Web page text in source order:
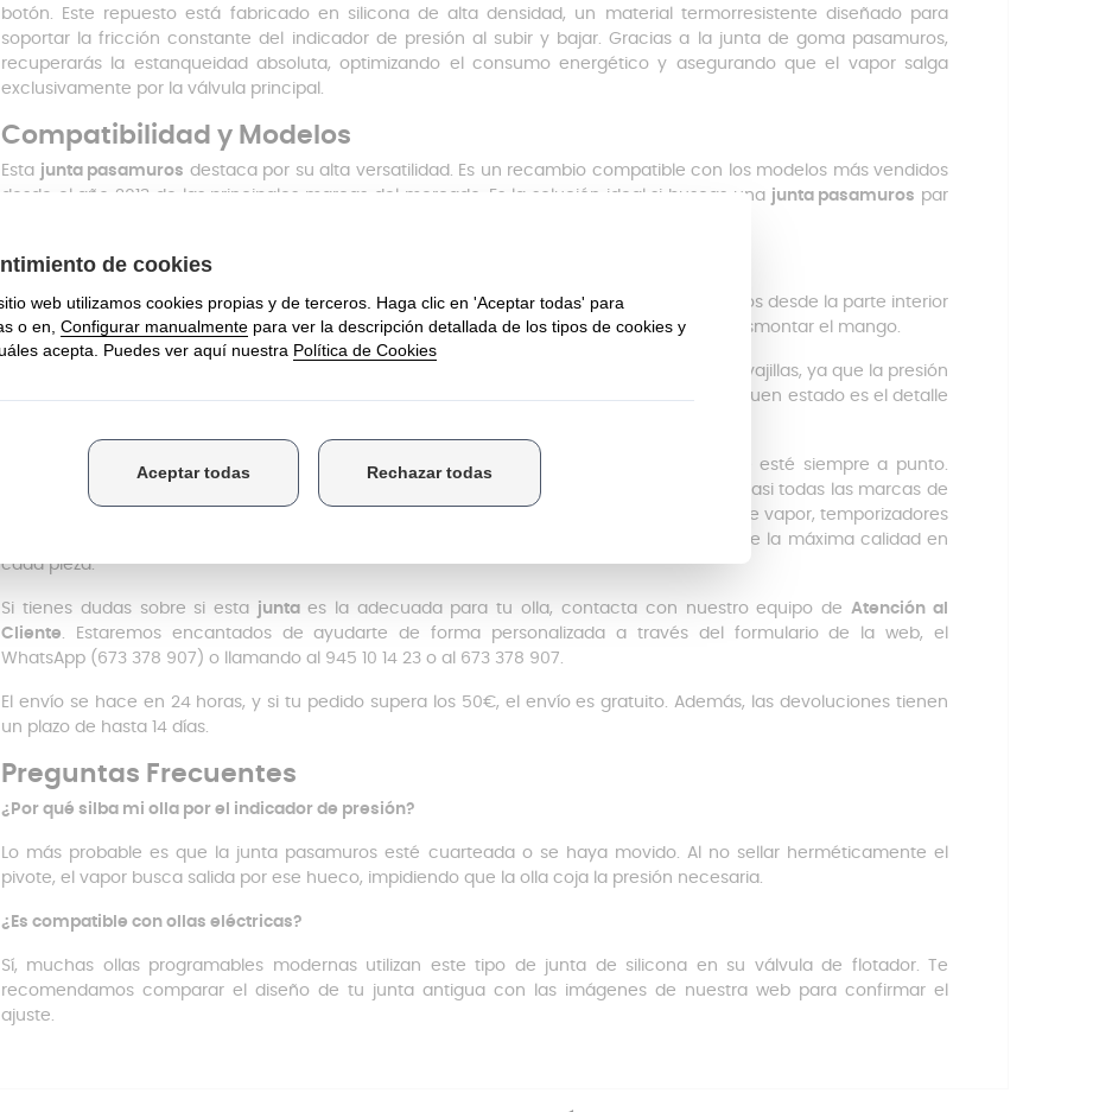
botón. Este repuesto está fabricado en silicona de alta densidad, un material termorresistente diseñado para
soportar la fricción constante del indicador de presión al subir y bajar. Gracias a la junta de goma pasamuros,
recuperarás la estanqueidad absoluta, optimizando el consumo energético y asegurando que el vapor salga
exclusivamente por la válvula principal.
Compatibilidad y Modelos
Esta junta pasamuros destaca por su alta versatilidad. Es un recambio compatible con los modelos más vendidos
desde el año 2013 de las principales marcas del mercado. Es la solución ideal si buscas una junta pasamuros par
Instalación y Mantenimiento
La instalación de la junta es manual y muy intuitiva. Solo tienes que empujarla con los dedos desde la parte interior
de la tapa hasta que encaje en el orificio pasante, sin necesidad de herramientas ni de desmontar el mango.
Para evitar perderla, te recomendamos fregar la tapa a mano con cuidado y evitar el lavavajillas, ya que la presión
del agua puede arrancarla y enviarla por el desagüe. Mantener esta junta pasamuros en buen estado es el detalle
En Anakel Home disponemos de un amplio catálogo de repuestos para que tu menaje esté siempre a punto.
para casi todas las marcas de
ollas express. Si necesitas renovar otros accesorios de tu cocina, contamos con cestillos de vapor, temporizadores
y piezas de repuesto para cafeteras y pequeños electrodomésticos, garantizando siempre la máxima calidad en
cada pieza.
Si tienes dudas sobre si esta junta es la adecuada para tu olla, contacta con nuestro equipo de Atención al
Cliente . Estaremos encantados de ayudarte de forma personalizada a través del formulario de la web, el
WhatsApp (673 378 907) o llamando al 945 10 14 23 o al 673 378 907.
El envío se hace en 24 horas, y si tu pedido supera los 50€, el envío es gratuito. Además, las devoluciones tienen
un plazo de hasta 14 días.
Preguntas Frecuentes
¿Por qué silba mi olla por el indicador de presión?
Lo más probable es que la junta pasamuros esté cuarteada o se haya movido. Al no sellar herméticamente el
pivote, el vapor busca salida por ese hueco, impidiendo que la olla coja la presión necesaria.
¿Es compatible con ollas eléctricas?
Sí, muchas ollas programables modernas utilizan este tipo de junta de silicona en su válvula de flotador. Te
recomendamos comparar el diseño de tu junta antigua con las imágenes de nuestra web para confirmar el
ajuste.